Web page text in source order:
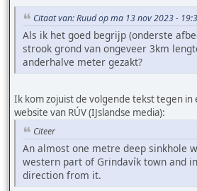
Citaat van: Ruud op ma 13 nov 2023 -
Als ik het goed begrijp (onderste
strook grond van ongeveer 3km
anderhalve meter gezakt?
Ik kom zojuist de volgende tekst tegen in
website van RÚV (IJslandse media):
Citeer
An almost one metre deep sinkhole
western part of Grindavík town and
direction from it.